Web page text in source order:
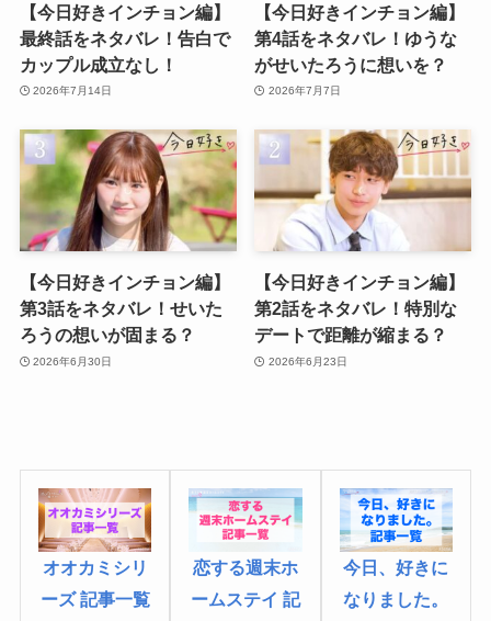
【今日好きインチョン編】
最終話をネタバレ！告白で
カップル成立なし！
2026年7月14日
【今日好きインチョン編】
第4話をネタバレ！ゆうな
がせいたろうに想いを？
2026年7月7日
【今日好きインチョン編】
第3話をネタバレ！せいた
ろうの想いが固まる？
2026年6月30日
【今日好きインチョン編】
第2話をネタバレ！特別な
デートで距離が縮まる？
2026年6月23日
オオカミシリ
ーズ 記事一覧
恋する週末ホ
ームステイ 記
今日、好きに
なりました。